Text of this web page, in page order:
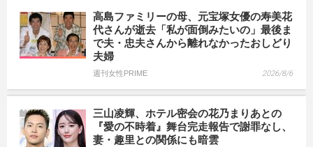
高島ファミリーの母、元宝塚女優の寿美花
代さんが逝去「私が面倒みたいの」最後ま
で夫・忠夫さんから離れなかったおしどり
夫婦
週刊女性PRIME 2026/8/6
三山凌輝、ホテル密会の花乃まりあとの
『愛の不時着』舞台完走報告で謝罪なし、
妻・趣里との関係にも暗雲